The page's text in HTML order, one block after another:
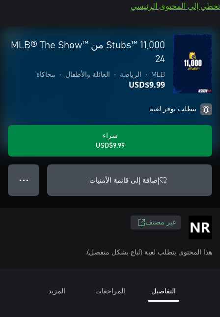
تخطي إلى المحتوى الرئيسي
11,000 Stubs™‎ من MLB® The Show™
24
MLB
• الرياضة • العائلة والأطفال • محاكاة
USD$9.99
يتطلب توفر لعبة
شراء
USD$9.99
إضافة إلى قائمة الأمنيات ● ● ●
غير مصنف
هذا المحتوى يتطلب لعبة (تُباع بشكل منفصل).
التفاصيل المراجعات المزيد